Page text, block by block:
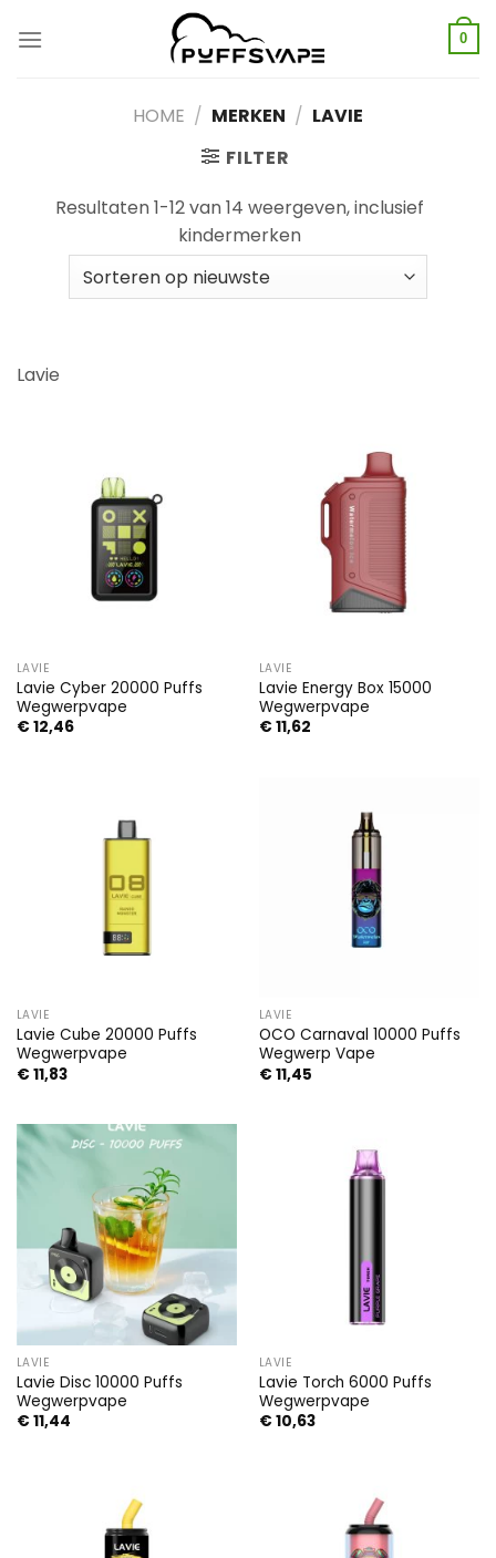
naar
0
HOME / MERKEN / LAVIE
FILTER
Resultaten 1-12 van 14 weergeven, inclusief
kindermerken
Lavie
LAVIE
Lavie Cyber 20000 Puffs
Wegwerpvape
€12,46
LAVIE
Lavie Energy Box 15000
Wegwerpvape
€11,62
LAVIE
Lavie Cube 20000 Puffs
Wegwerpvape
€11,83
LAVIE
OCO Carnaval 10000 Puffs
Wegwerp Vape
€11,45
LAVIE
Lavie Disc 10000 Puffs
Wegwerpvape
€11,44
LAVIE
Lavie Torch 6000 Puffs
Wegwerpvape
€10,63